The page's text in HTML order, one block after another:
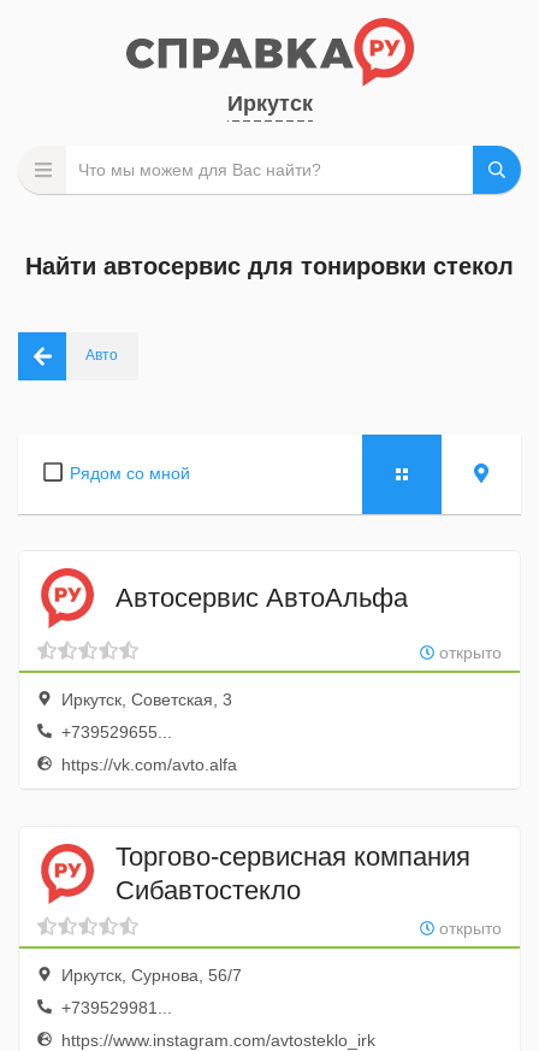
Иркутск
Найти автосервис для тонировки стекол
Авто
Рядом со мной
Автосервис АвтоАльфа
открыто
Иркутск, Советская, 3
+739529655...
https://vk.com/avto.alfa
Торгово-сервисная компания
Сибавтостекло
открыто
Иркутск, Сурнова, 56/7
+739529981...
https://www.instagram.com/avtosteklo_irk